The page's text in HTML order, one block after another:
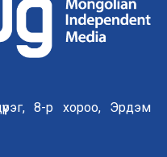
8-р хороо, Эрдэм